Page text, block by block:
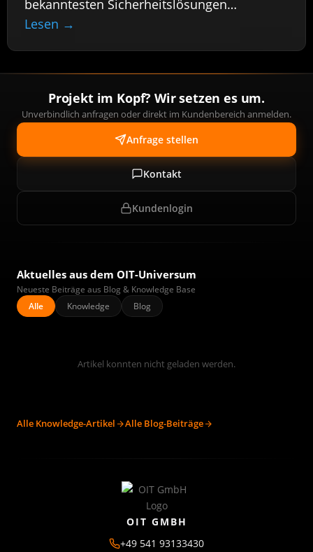
bekanntesten Sicherheitslösungen
umbenannt und in eine gr…
Lesen →
Projekt im Kopf? Wir setzen es um.
Unverbindlich anfragen oder direkt im Kundenbereich anmelden.
Anfrage stellen
Kontakt
Kundenlogin
Aktuelles aus dem OIT-Universum
Neueste Beiträge aus Blog & Knowledge Base
Alle
Knowledge Blog
Artikel konnten nicht geladen werden.
Alle Knowledge-Artikel Alle Blog-Beiträge
OIT GMBH
+49 541 93133430